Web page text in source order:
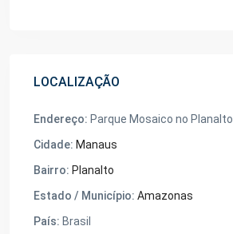
LOCALIZAÇÃO
Endereço: Parque Mosaico no Planalto
Cidade: Manaus
Bairro: Planalto
Estado / Município: Amazonas
País: Brasil